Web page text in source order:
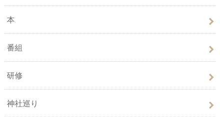
本
番組
研修
神社巡り